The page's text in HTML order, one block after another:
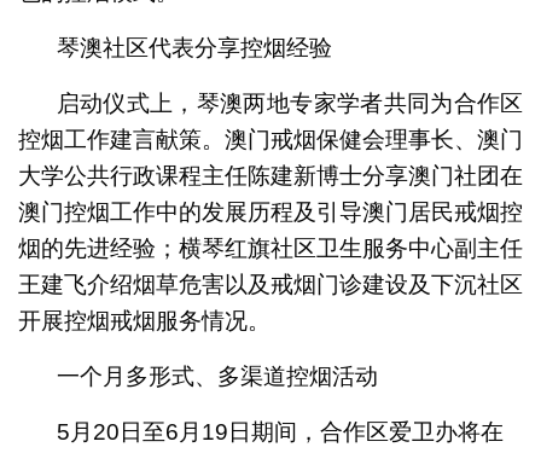
琴澳社区代表分享控烟经验
启动仪式上，琴澳两地专家学者共同为合作区
控烟工作建言献策。澳门戒烟保健会理事长、澳门
大学公共行政课程主任陈建新博士分享澳门社团在
澳门控烟工作中的发展历程及引导澳门居民戒烟控
烟的先进经验；横琴红旗社区卫生服务中心副主任
王建飞介绍烟草危害以及戒烟门诊建设及下沉社区
开展控烟戒烟服务情况。
一个月多形式、多渠道控烟活动
5月20日至6月19日期间，合作区爱卫办将在